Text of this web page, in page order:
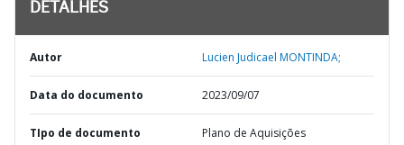
DETALHES
Autor Lucien Judicael MONTINDA;
Data do documento 2023/09/07
TIpo de documento Plano de Aquisições